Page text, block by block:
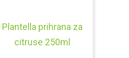
Plantella prihrana za
citruse 250ml